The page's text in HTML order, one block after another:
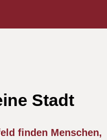
Stadt
finden Menschen,